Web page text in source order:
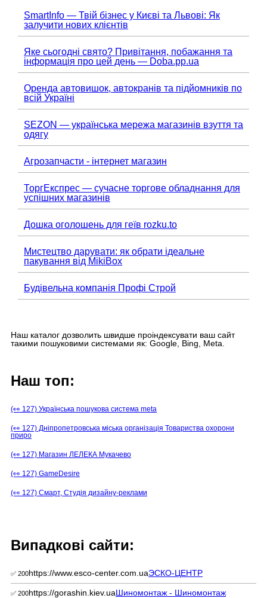
SmartInfo — Твій бізнес у Києві та Львові: Як
залучити нових клієнтів
Яке сьогодні свято? Привітання, побажання та
інформація про цей день — Doba.pp.ua
Оренда автовишок, автокранів та підйомників по
всій Україні
SEZON — українська мережа магазинів взуття та
одягу
Агрозапчасти - інтернет магазин
ТоргЕкспрес — сучасне торгове обладнання для
успішних магазинів
Дошка оголошень для геїв rozku.to
Мистецтво дарувати: як обрати ідеальне
пакування від MikiBox
Будівельна компанія Профі Строй
Наш каталог дозволить швидше проіндексувати ваш сайт
такими пошуковими системами як: Google, Bing, Meta.
Наш топ:
(👀 127) Українська пошукова система meta
(👀 127) Дніпропетровська міська організація Товариства охорони
приро
(👀 127) Магазин ЛЕЛЕКА Мукачево
(👀 127) GameDesire
(👀 127) Смарт, Студія дизайну-реклами
Випадкові сайти:
✅ 200https://www.esco-center.com.uaЭСКО-ЦЕНТР
✅ 200https://gorashin.kiev.uaШиномонтаж - Шиномонтаж